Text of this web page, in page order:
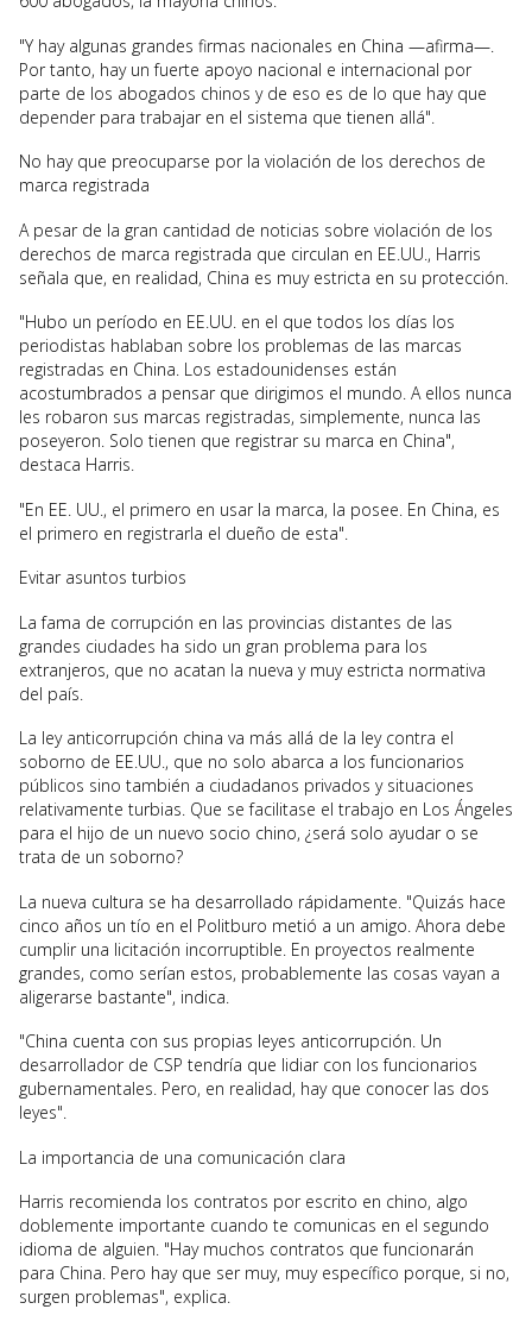
"Y hay algunas grandes firmas nacionales en China —afirma—.
Por tanto, hay un fuerte apoyo nacional e internacional por
parte de los abogados chinos y de eso es de lo que hay que
depender para trabajar en el sistema que tienen allá".
No hay que preocuparse por la violación de los derechos de
marca registrada
A pesar de la gran cantidad de noticias sobre violación de los
derechos de marca registrada que circulan en EE.UU., Harris
señala que, en realidad, China es muy estricta en su protección.
"Hubo un período en EE.UU. en el que todos los días los
periodistas hablaban sobre los problemas de las marcas
registradas en China. Los estadounidenses están
acostumbrados a pensar que dirigimos el mundo. A ellos nunca
les robaron sus marcas registradas, simplemente, nunca las
poseyeron. Solo tienen que registrar su marca en China",
destaca Harris.
"En EE. UU., el primero en usar la marca, la posee. En China, es
el primero en registrarla el dueño de esta".
Evitar asuntos turbios
La fama de corrupción en las provincias distantes de las
grandes ciudades ha sido un gran problema para los
extranjeros, que no acatan la nueva y muy estricta normativa
del país.
La ley anticorrupción china va más allá de la ley contra el
soborno de EE.UU., que no solo abarca a los funcionarios
públicos sino también a ciudadanos privados y situaciones
relativamente turbias. Que se facilitase el trabajo en Los Ángeles
para el hijo de un nuevo socio chino, ¿será solo ayudar o se
trata de un soborno?
La nueva cultura se ha desarrollado rápidamente. "Quizás hace
cinco años un tío en el Politburo metió a un amigo. Ahora debe
cumplir una licitación incorruptible. En proyectos realmente
grandes, como serían estos, probablemente las cosas vayan a
aligerarse bastante", indica.
"China cuenta con sus propias leyes anticorrupción. Un
desarrollador de CSP tendría que lidiar con los funcionarios
gubernamentales. Pero, en realidad, hay que conocer las dos
leyes".
La importancia de una comunicación clara
Harris recomienda los contratos por escrito en chino, algo
doblemente importante cuando te comunicas en el segundo
idioma de alguien. "Hay muchos contratos que funcionarán
para China. Pero hay que ser muy, muy específico porque, si no,
surgen problemas", explica.